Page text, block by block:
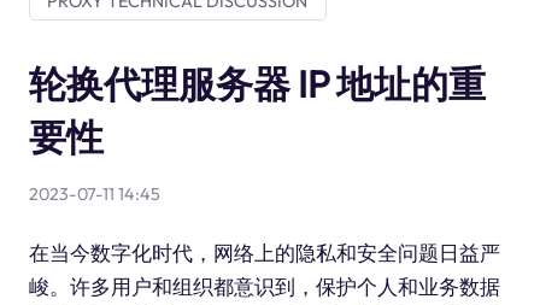
轮换代理服务器 IP 地址的重
要性
2023-07-11 14:45
在当今数字化时代，网络上的隐私和安全问题日益严
峻。许多用户和组织都意识到，保护个人和业务数据